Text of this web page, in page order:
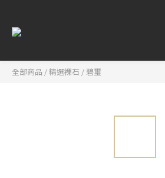
全部商品 /精選裸石 / 碧璽